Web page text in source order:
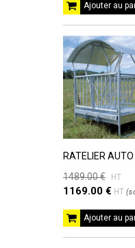
Ajouter au
RATELIER
1489.00 €
HT
1169.00 € HT (
Ajouter au